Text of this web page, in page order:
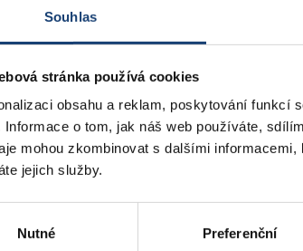
Souhlas
stránka používá cookies
obsahu a reklam, poskytování funkcí
Informace o tom, jak náš web používáte,
mohou zkombinovat s dalšími
jejich služby.
Nutné Preferenční